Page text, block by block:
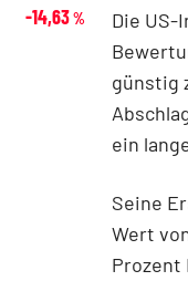
Die US-
günstig
ein
Seine
Wert
Prozent
-14,63%